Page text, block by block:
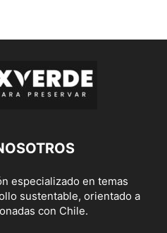
especializado en temas
sustentable, orientado a
con Chile.